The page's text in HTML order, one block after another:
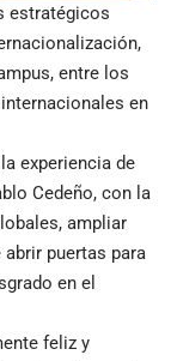
estratégicos
entre los
en
experiencia de
Cedeño, con la
ampliar
puertas para
en el
feliz y